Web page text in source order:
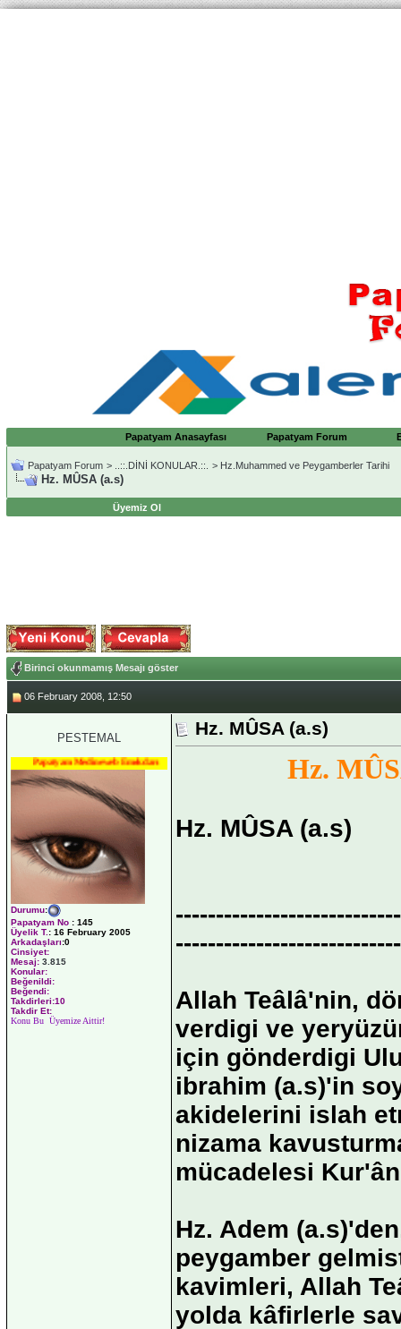
Papatyam Anasayfası Papatyam Forum
Papatyam Forum > ..::.DİNİ KONULAR.::. > Hz.Muhammed ve Peygamberler Tarihi
Hz. MÛSA (a.s)
Üyemiz Ol
Birinci okunmamış Mesajı göster
06 February 2008, 12:50
PESTEMAL
Papatyam Medineweb Emekdarı
Durumu:
Papatyam No : 145
Üyelik T.: 16 February 2005
Arkadaşları:0
Cinsiyet:
Mesaj: 3.815
Konular:
Beğenildi:
Beğendi:
Takdirleri:10
Takdir Et:
Konu Bu Üyemize Aittir!
Hz. MÛSA (a.s)
Hz.
Hz. MÛSA (a.s)
Allah Teâlâ'nin,
verdigi ve
için gönderdigi
ibrahim (a.s)'in
akidelerini islah
nizama
mücadelesi
Hz. Adem
peygamber
kavimleri, Allah
yolda kâfirlerle